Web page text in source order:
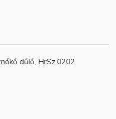
dűlő, HrSz.0202